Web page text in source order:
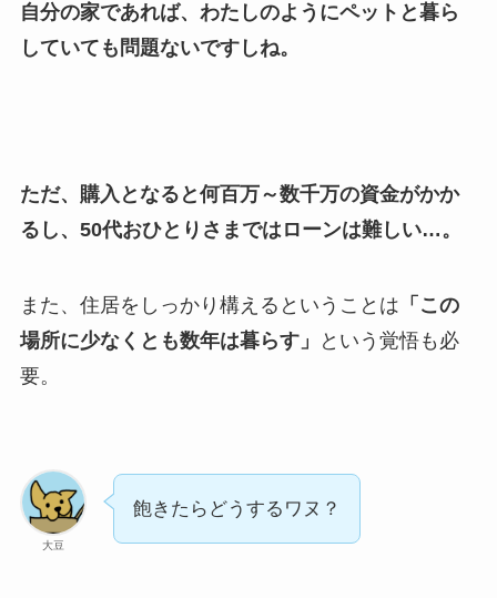
自分の家であれば、わたしのようにペットと暮ら
していても問題ないですしね。
ただ、購入となると何百万～数千万の資金がかか
るし、50代おひとりさまではローンは難しい…。
また、住居をしっかり構えるということは 「この
場所に少なくとも数年は暮らす」
という覚悟も必
要。
大豆
飽きたらどうするワヌ？